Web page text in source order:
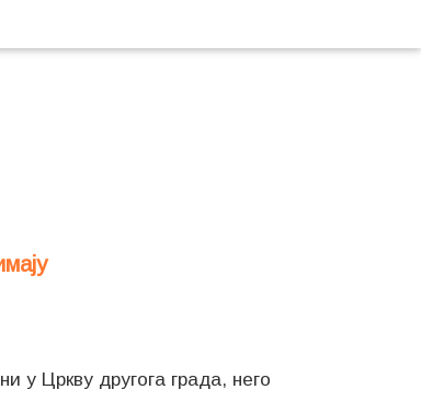
у Цркву другога града, него